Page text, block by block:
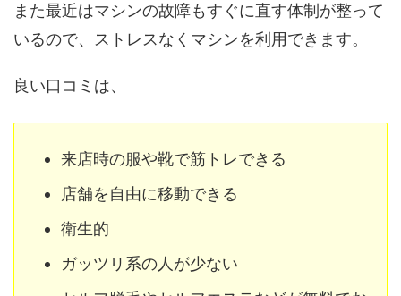
また最近はマシンの故障もすぐに直す体制が整って
いるので、ストレスなくマシンを利用できます。
良い口コミは、
来店時の服や靴で筋トレできる
店舗を自由に移動できる
衛生的
ガッツリ系の人が少ない